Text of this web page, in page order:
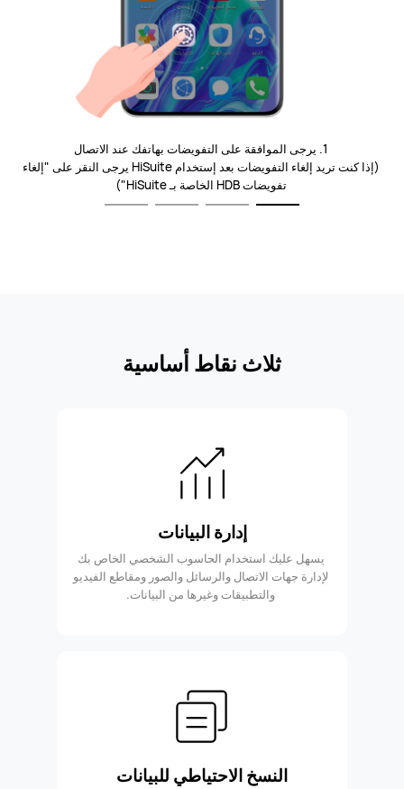
1. يرجى الموافقة على التفويضات بهاتفك عند الاتصال
(إذا كنت تريد إلغاء التفويضات بعد إستخدام HiSuite يرجى النقر على "إلغاء
تفويضات HDB الخاصة بـ HiSuite")
ثلاث نقاط أساسية
إدارة البيانات
يسهل عليك استخدام الحاسوب الشخصي الخاص بك
لإدارة جهات الاتصال والرسائل والصور ومقاطع الفيديو
والتطبيقات وغيرها من البيانات.
النسخ الاحتياطي للبيانات